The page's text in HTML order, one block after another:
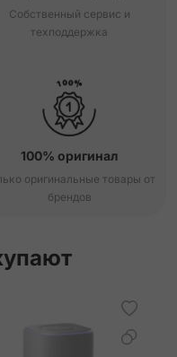
Собственный сервис и
техподдержка
100% оригинал
оригинальные товары от
брендов